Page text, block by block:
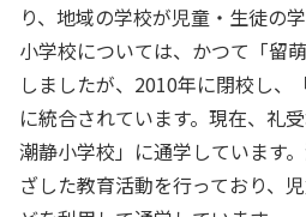
り、地域の学校が児童・生徒の
小学校については、かつて「留
しましたが、2010年に閉校し、
に統合されています。現在、礼
潮静小学校」に通学しています
ざした教育活動を行っており、